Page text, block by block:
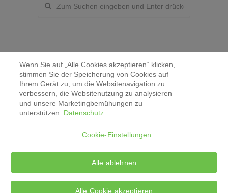
Kontakt
Aktuelles & Pressemitteilungen
Wenn Sie auf „Alle Cookies akzeptieren“ klicken,
stimmen Sie der Speicherung von Cookies auf
Ihrem Gerät zu, um die Websitenavigation zu
verbessern, die Websitenutzung zu analysieren
und unsere Marketingbemühungen zu
unterstützen. Datenschutz
Cookie-Einstellungen
Alle ablehnen
Alle Cookie akzeptieren